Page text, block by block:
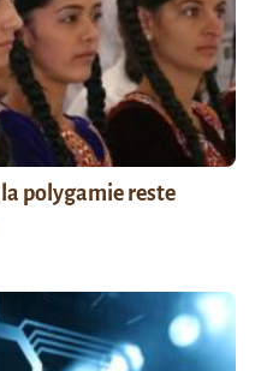
polygamie reste